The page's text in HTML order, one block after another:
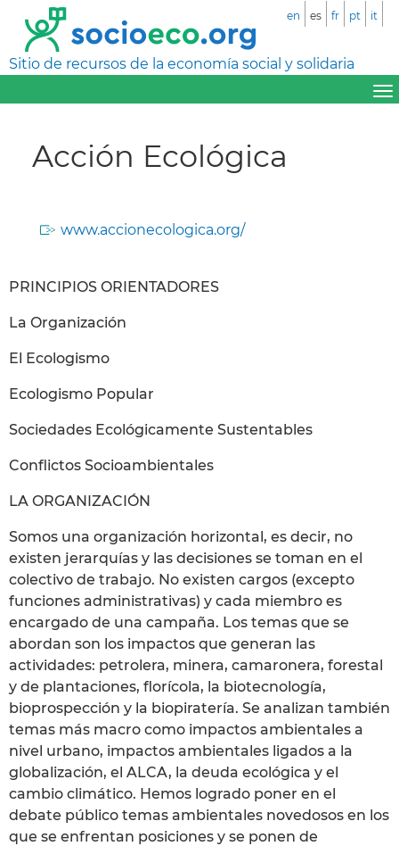
Sitio de recursos de la economía social y solidaria
en es fr pt it
Acción Ecológica
www.accionecologica.org/
PRINCIPIOS ORIENTADORES
La Organización
El Ecologismo
Ecologismo Popular
Sociedades Ecológicamente Sustentables
Conflictos Socioambientales
LA ORGANIZACIÓN
Somos una organización horizontal, es decir, no
existen jerarquías y las decisiones se toman en el
colectivo de trabajo. No existen cargos (excepto
funciones administrativas) y cada miembro es
encargado de una campaña. Los temas que se
abordan son los impactos que generan las
actividades: petrolera, minera, camaronera, forestal
y de plantaciones, florícola, la biotecnología,
bioprospección y la biopiratería. Se analizan también
temas más macro como impactos ambientales a
nivel urbano, impactos ambientales ligados a la
globalización, el ALCA, la deuda ecológica y el
cambio climático. Hemos logrado poner en el
debate público temas ambientales novedosos en los
que se enfrentan posiciones y se ponen de